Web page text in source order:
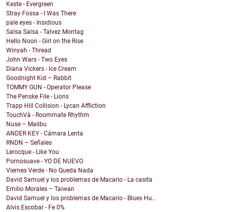
Keste - Evergreen
Stray Fossa - I Was There
pale eyes - Insidious
Salsa Salsa - Talvez Montag
Hello Noon - Girl on the Rise
Winyah - Thread
John Wars - Two Eyes
Diana Vickers - Ice Cream
Goodnight Kid – Rabbit
TOMMY GUN - Operator Please
The Penske File - Lions
Trapp Hill Collision - Lycan Affliction
TouchVà - Roommate Rhythm
Nuse – Malibu
ANDER KEY - Cámara Lenta
RNDN – Señales
Lerocque - Like You
Pornosuave - YO DE NUEVO
Viernes Verde - No Queda Nada
David Samuel y los problemas de Macario - La casita
Emilio Morales – Taiwan
David Samuel y los problemas de Macario - Blues Hu...
Alvis Escobar - Fe 0%